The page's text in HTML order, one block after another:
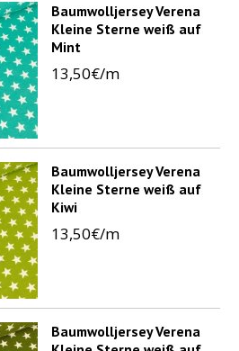
Baumwolljersey Verena
Kleine Sterne weiß auf
Mint
13,50€/m
Baumwolljersey Verena
Kleine Sterne weiß auf
Kiwi
13,50€/m
Baumwolljersey Verena